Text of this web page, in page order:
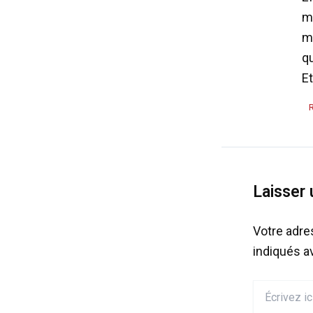
Laisser
Votre
indiqués
ici…